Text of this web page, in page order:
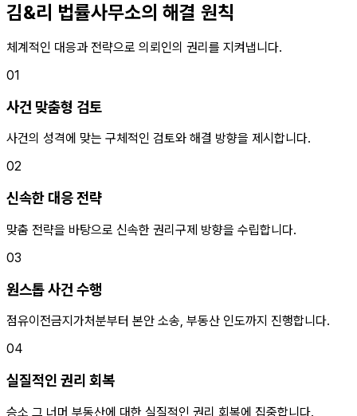
김&리 법률사무소의 해결 원칙
체계적인 대응과 전략으로 의뢰인의 권리를 지켜냅니다.
01
사건 맞춤형 검토
사건의 성격에 맞는 구체적인 검토와 해결 방향을 제시합니다.
02
신속한 대응 전략
맞춤 전략을 바탕으로 신속한 권리구제 방향을 수립합니다.
03
원스톱 사건 수행
점유이전금지가처분부터 본안 소송, 부동산 인도까지 진행합니다.
04
실질적인 권리 회복
승소 그 너머 부동산에 대한 실질적인 권리 회복에 집중합니다.